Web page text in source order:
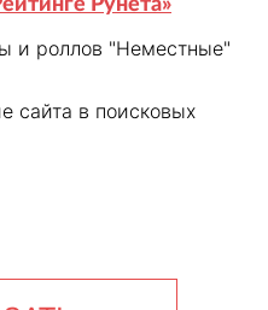
Рунета»
и роллов "Неместные"
сайта в поисковых